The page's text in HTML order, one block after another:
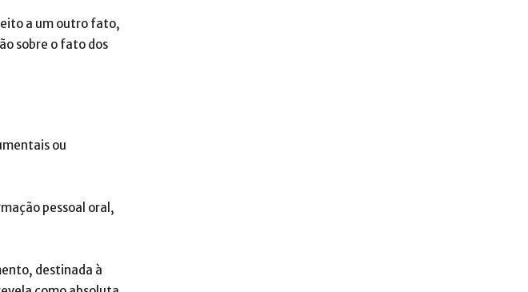
a um outro fato,
sobre o fato dos
ou
pessoal oral,
destinada à